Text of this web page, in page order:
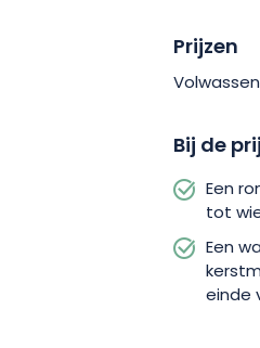
Prijzen
Bij de
Een
tot
Een
einde